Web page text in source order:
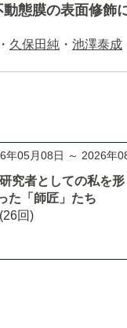
態膜の表面修飾
・ 久保田純 ・ 池澤泰成
年05月08日 ～ 2026年
研究者としての私を形
た「師匠」たち
(26回)